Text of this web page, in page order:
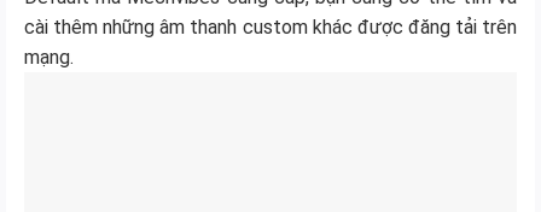
cài thêm những âm thanh custom khác được đăng tải trên
mạng.